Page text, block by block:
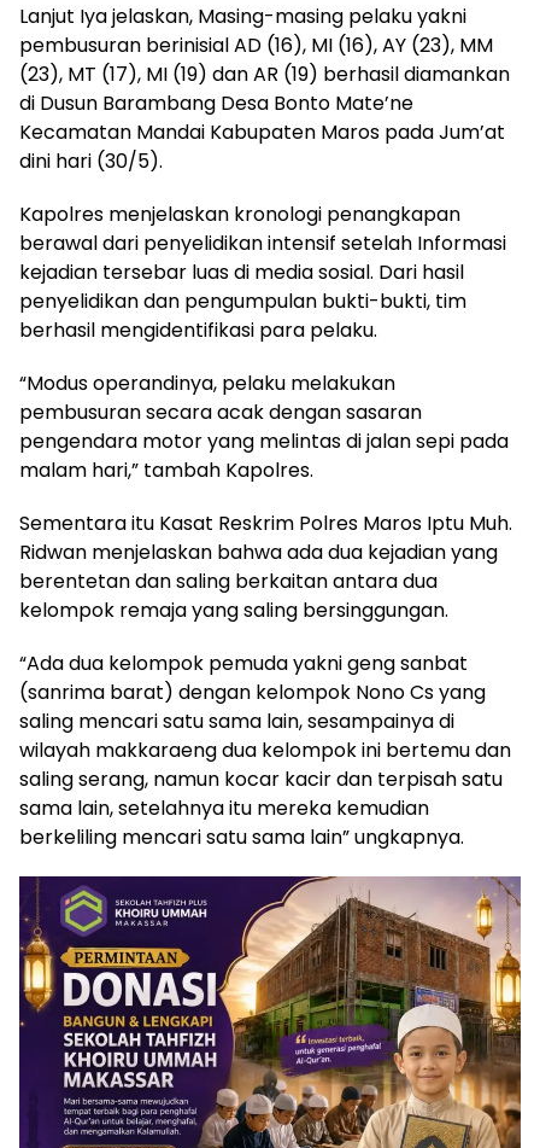
Lanjut Iya jelaskan, Masing-masing pelaku yakni
pembusuran berinisial AD (16), MI (16), AY (23), MM
(23), MT (17), MI (19) dan AR (19) berhasil diamankan
di Dusun Barambang Desa Bonto Mate’ne
Kecamatan Mandai Kabupaten Maros pada Jum’at
dini hari (30/5).
Kapolres menjelaskan kronologi penangkapan
berawal dari penyelidikan intensif setelah Informasi
kejadian tersebar luas di media sosial. Dari hasil
penyelidikan dan pengumpulan bukti-bukti, tim
berhasil mengidentifikasi para pelaku.
“Modus operandinya, pelaku melakukan
pembusuran secara acak dengan sasaran
pengendara motor yang melintas di jalan sepi pada
malam hari,” tambah Kapolres.
Sementara itu Kasat Reskrim Polres Maros Iptu Muh.
Ridwan menjelaskan bahwa ada dua kejadian yang
berentetan dan saling berkaitan antara dua
kelompok remaja yang saling bersinggungan.
“Ada dua kelompok pemuda yakni geng sanbat
(sanrima barat) dengan kelompok Nono Cs yang
saling mencari satu sama lain, sesampainya di
wilayah makkaraeng dua kelompok ini bertemu dan
saling serang, namun kocar kacir dan terpisah satu
sama lain, setelahnya itu mereka kemudian
berkeliling mencari satu sama lain” ungkapnya.